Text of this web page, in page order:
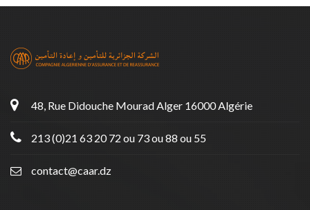
48, Rue Didouche Mourad Alger 16000 Algérie
213 (0)21 63 20 72 ou 73 ou 88 ou 55
contact@caar.dz